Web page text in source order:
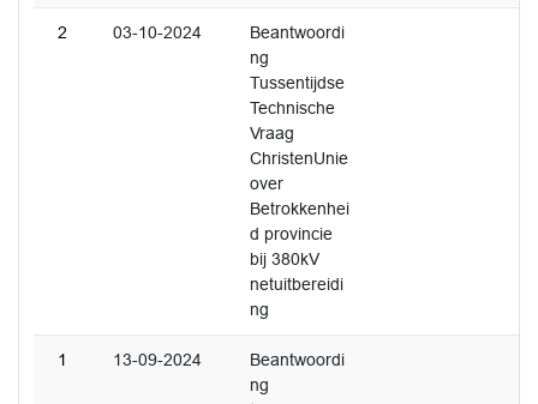
2 03-10-2024
Beantwoordi
ng
Tussentijdse
Technische
Vraag
ChristenUnie
over
Betrokkenhei
d provincie
bij 380kV
netuitbereidi
ng
1 13-09-2024
Beantwoordi
ng